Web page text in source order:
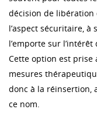
décision de libération
l’aspect sécuritaire,
l’emporte sur
Cette option est prise
mesures
donc à la réinsertion,
ce nom.